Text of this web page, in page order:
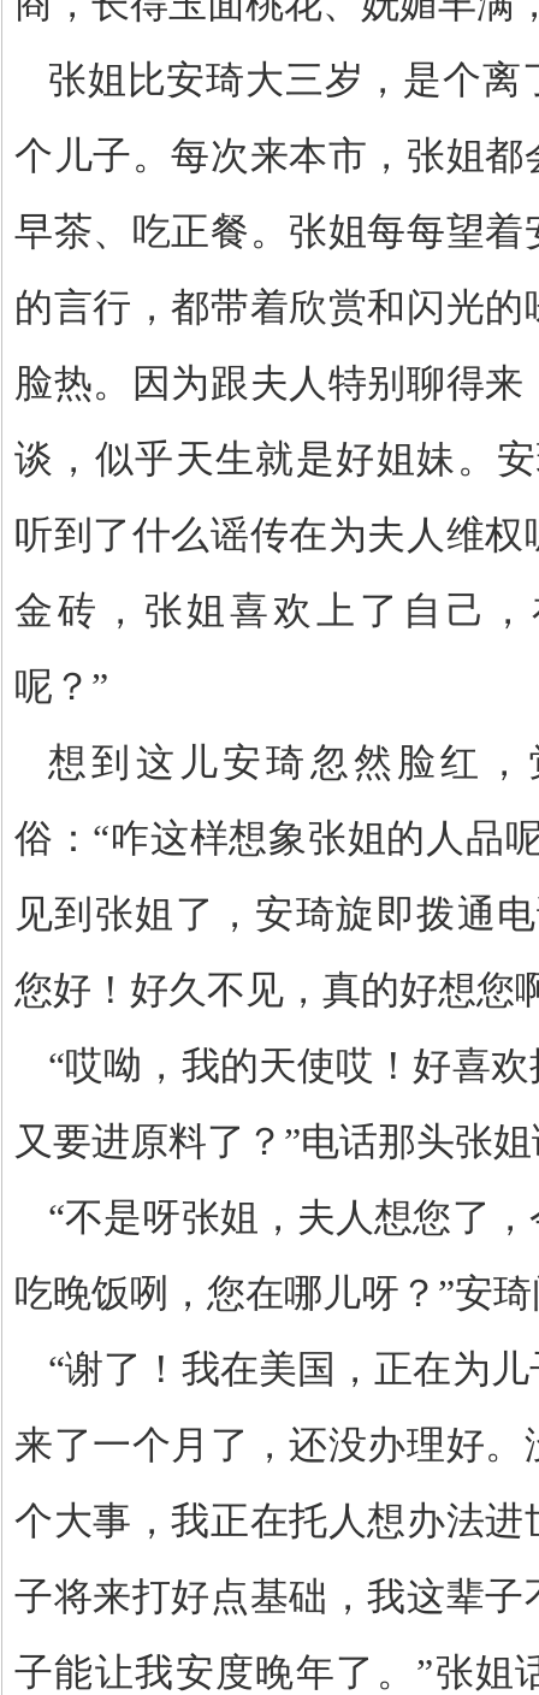
张姐比安琦大三岁，是个离
个儿子。每次来本市，张姐
早茶、吃正餐。张姐每每望
的言行，都带着欣赏和闪光
脸热。因为跟夫人特别聊得
谈，似乎天生就是好姐妹。
听到了什么谣传在为夫人维
金砖，张姐喜欢上了自己
呢？”
想到这儿安琦忽然脸红
俗： “咋这样想象张姐的人品
见到张姐了，安琦旋即拨通
您好！好久不见，真的好想您
“哎呦，我的天使哎！好喜
又要进原料了？”电话那头张
“不是呀张姐，夫人想您了
吃晚饭咧，您在哪儿呀？”安
“谢了！我在美国，正在为
来了一个月了，还没办理好
个大事，我正在托人想办法
子将来打好点基础，我这辈
子能让我安度晚年了。”张姐